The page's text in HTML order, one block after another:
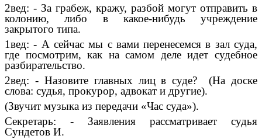
2вед: - За грабеж, кражу, разбой могут отправить в
колонию, либо в какое-нибудь учреждение
закрытого типа.
1вед: - А сейчас мы с вами перенесемся в зал суда,
где посмотрим, как на самом деле идет судебное
разбирательство.
2вед: - Назовите главных лиц в суде? (На доске
слова: судья, прокурор, адвокат и другие).
(Звучит музыка из передачи «Час суда»).
Секретарь: - Заявления рассматривает судья
Сундетов И.